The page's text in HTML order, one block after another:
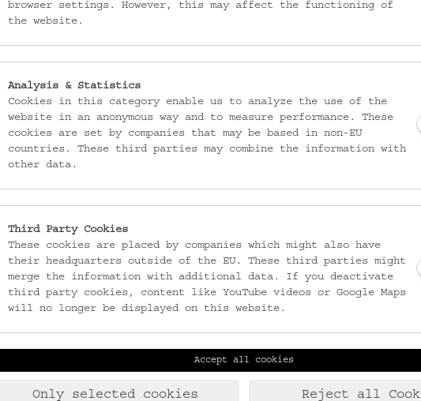
MATERIAL
Irdenware
Glasur
gedreht (Keramik)
engobiert (Keramik)
Malhornmalerei (Keramik)
glasiert, farblos
Wellenlinie
browser settings. However, this may affect the functioning of
the website.
Analysis & Statistics
Cookies in this category enable us to analyze the use of the
website in an anonymous way and to measure performance. These
cookies are set by companies that may be based in non-EU
countries. These third parties may combine the information with
other data.
Third Party Cookies
These cookies are placed by companies which might also have
their headquarters outside of the EU. These third parties might
merge the information with additional data. If you deactivate
third party cookies, content like YouTube videos or Google Maps
will no longer be displayed on this website.
Accept all cookies
Only selected cookies Reject all